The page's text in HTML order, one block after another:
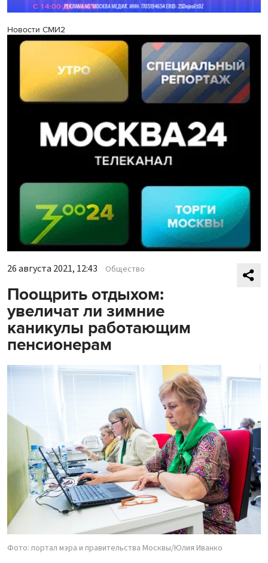
Новости СМИ2
26 августа 2021, 12:43 Общество
Поощрить отдыхом:
увеличат ли зимние
каникулы работающим
пенсионерам
Фото: портал мэра и правительства Москвы/Юлия Иванко